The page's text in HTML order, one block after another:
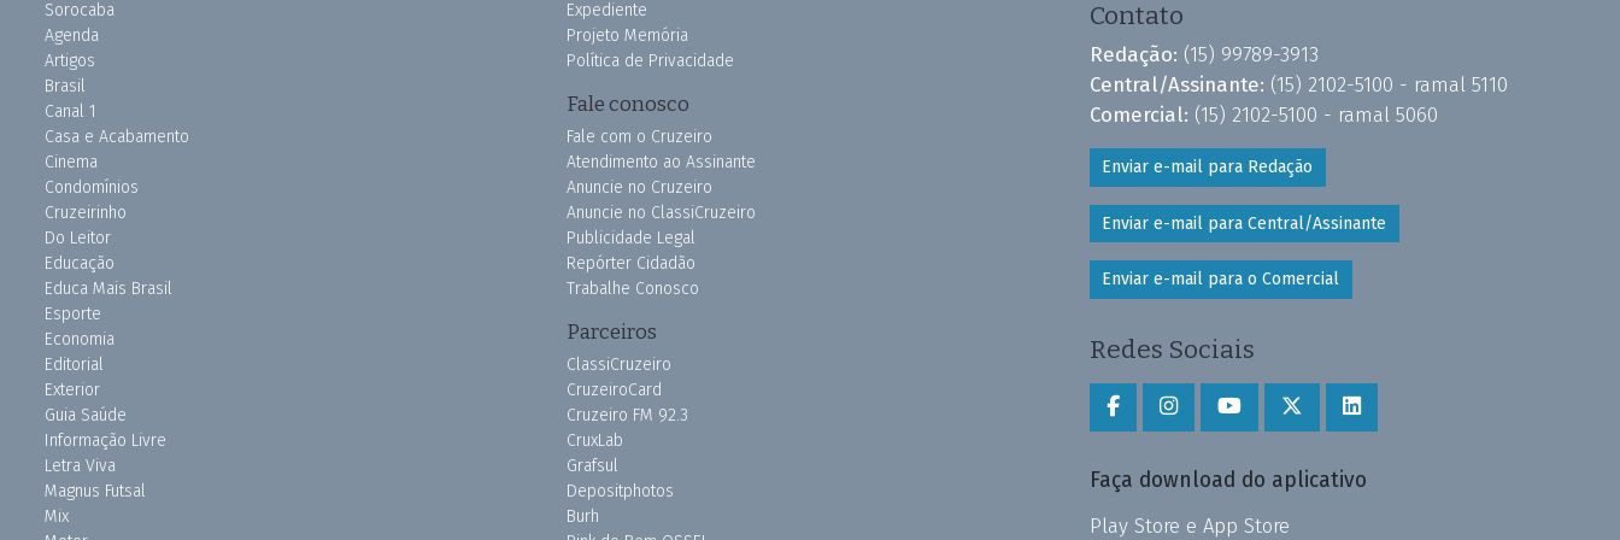
Sorocaba
Agenda
Artigos
Brasil
Canal 1
Casa e Acabamento
Cinema
Condomínios
Cruzeirinho
Do Leitor
Educação
Educa Mais Brasil
Esporte
Economia
Editorial
Exterior
Guia Saúde
Informação Livre
Letra Viva
Magnus Futsal
Mix
Expediente
Projeto Memória
Política de Privacidade
Fale conosco
Fale com o Cruzeiro
Atendimento ao Assinante
Anuncie no Cruzeiro
Anuncie no ClassiCruzeiro
Publicidade Legal
Repórter Cidadão
Trabalhe Conosco
Parceiros
ClassiCruzeiro
CruzeiroCard
Cruzeiro FM 92.3
CruxLab
Grafsul
Depositphotos
Burh
Contato
Redação: (15) 99789-3913
Central/Assinante: (15) 2102-5100 - ramal 5110
Comercial: (15) 2102-5100 - ramal 5060
Enviar e-mail para Redação
Enviar e-mail para Central/Assinante
Enviar e-mail para o Comercial
Redes Sociais
Faça download do aplicativo
Play Store e App Store